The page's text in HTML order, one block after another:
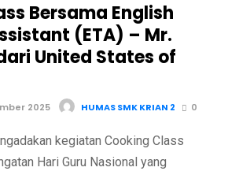
Bersama English
(ETA) – Mr.
United States of
2025 HUMAS SMK KRIAN 2 0
kegiatan Cooking Class
Hari Guru Nasional yang